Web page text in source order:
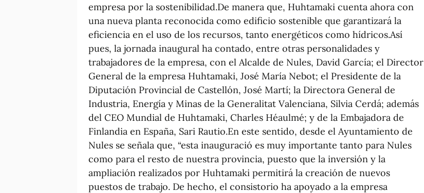
empresa por la sostenibilidad.De manera que, Huhtamaki cuenta ahora con
una nueva planta reconocida como edificio sostenible que garantizará la
eficiencia en el uso de los recursos, tanto energéticos como hídricos.Así
pues, la jornada inaugural ha contado, entre otras personalidades y
trabajadores de la empresa, con el Alcalde de Nules, David García; el Director
General de la empresa Huhtamaki, José María Nebot; el Presidente de la
Diputación Provincial de Castellón, José Martí; la Directora General de
Industria, Energía y Minas de la Generalitat Valenciana, Silvia Cerdá; además
del CEO Mundial de Huhtamaki, Charles Héaulmé; y de la Embajadora de
Finlandia en España, Sari Rautio.En este sentido, desde el Ayuntamiento de
Nules se señala que, “esta inauguració es muy importante tanto para Nules
como para el resto de nuestra provincia, puesto que la inversión y la
ampliación realizados por Huhtamaki permitirá la creación de nuevos
puestos de trabajo. De hecho, el consistorio ha apoyado a la empresa